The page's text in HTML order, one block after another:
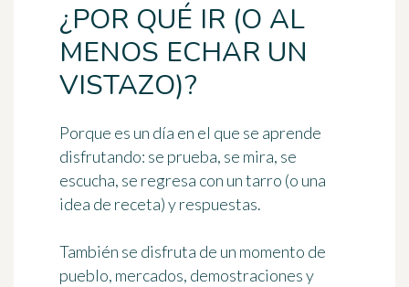
¿POR QUÉ IR (O AL
MENOS ECHAR UN
VISTAZO)?
Porque es un día en el que se aprende
disfrutando: se prueba, se mira, se
escucha, se regresa con un tarro (o una
idea de receta) y respuestas.
También se disfruta de un momento de
pueblo, mercados, demostraciones y